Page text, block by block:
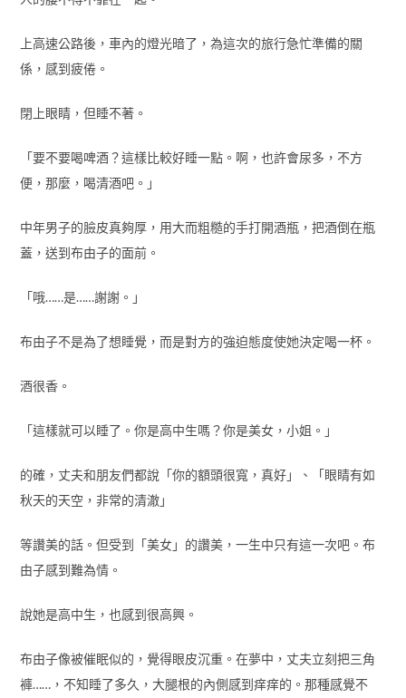
上高速公路後，車內的燈光暗了，為這次的旅行急忙準備的關
係，感到疲倦。
閉上眼睛，但睡不著。
「要不要喝啤酒？這樣比較好睡一點。啊，也許會尿多，不方
便，那麼，喝清酒吧。」
中年男子的臉皮真夠厚，用大而粗糙的手打開酒瓶，把酒倒在瓶
蓋，送到布由子的面前。
「哦……是……謝謝。」
布由子不是為了想睡覺，而是對方的強迫態度使她決定喝一杯。
酒很香。
「這樣就可以睡了。你是高中生嗎？你是美女，小姐。」
的確，丈夫和朋友們都說「你的額頭很寬，真好」、「眼睛有如
秋天的天空，非常的清澈」
等讚美的話。但受到「美女」的讚美，一生中只有這一次吧。布
由子感到難為情。
說她是高中生，也感到很高興。
布由子像被催眠似的，覺得眼皮沉重。在夢中，丈夫立刻把三角
褲……，不知睡了多久，大腿根的內側感到痒痒的。那種感覺不